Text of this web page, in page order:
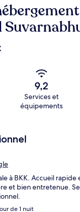
9,2
Services et
équipements
à BKK. Accueil rapide
et bien entretenue.
de 1 nuit